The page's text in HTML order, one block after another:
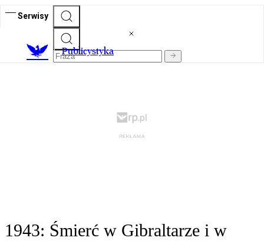
Serwisy
Publicystyka
1943: Śmierć w Gibraltarze i w